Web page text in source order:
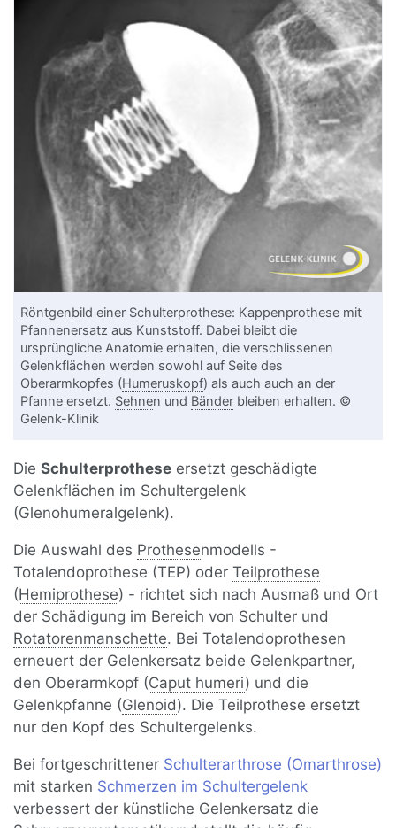
Röntgenbild einer Schulterprothese: Kappenprothese mit
Pfannenersatz aus Kunststoff. Dabei bleibt die
ursprüngliche Anatomie erhalten, die verschlissenen
Gelenkflächen werden sowohl auf Seite des
Oberarmkopfes (Humeruskopf) als auch auch an der
Pfanne ersetzt. Sehnen und Bänder bleiben erhalten. ©
Gelenk-Klinik
DieSchulterprothese ersetzt geschädigte
Gelenkflächen im Schultergelenk
(Glenohumeralgelenk).
Die Auswahl des Prothesenmodells -
Totalendoprothese (TEP) oderTeilprothese
(Hemiprothese) - richtet sich nach Ausmaß und Ort
der Schädigung im Bereich von Schulter und
Rotatorenmanschette. Bei Totalendoprothesen
erneuert der Gelenkersatz beide Gelenkpartner,
den Oberarmkopf (Caput humeri) und die
Gelenkpfanne (Glenoid). Die Teilprothese ersetzt
nur den Kopf des Schultergelenks.
Bei fortgeschrittener Schulterarthrose (Omarthrose)
mit starken Schmerzen im Schultergelenk
verbessert der künstliche Gelenkersatz die